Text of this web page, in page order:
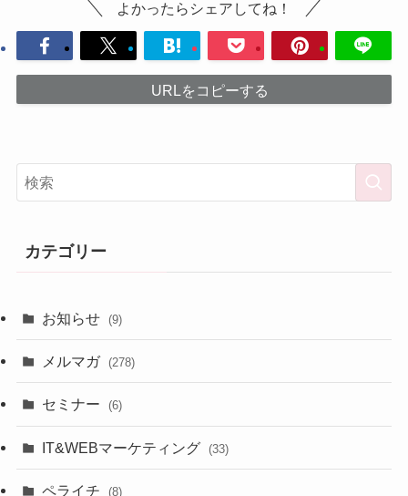
よかったらシェアしてね！
URLをコピーする
カテゴリー
お知らせ (9)
メルマガ (278)
セミナー (6)
IT&WEBマーケティング (33)
ペライチ (8)